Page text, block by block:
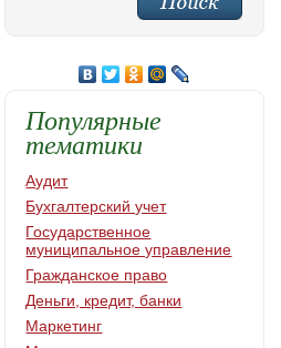
Популярные
тематики
Аудит
Бухгалтерский учет
Государственное
муниципальное управление
Гражданское право
Деньги, кредит, банки
Маркетинг